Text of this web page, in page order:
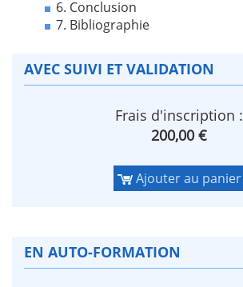
6. Conclusion
7. Bibliographie
AVEC SUIVI ET VALIDATION
Frais d'inscription :
200,00 €
Ajouter au panier
EN AUTO-FORMATION